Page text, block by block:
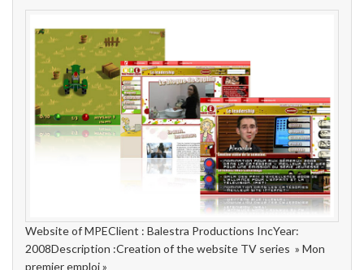
Website of MPEClient : Balestra Productions IncYear:
2008Description :Creation of the website TV series » Mon
premier emploi »